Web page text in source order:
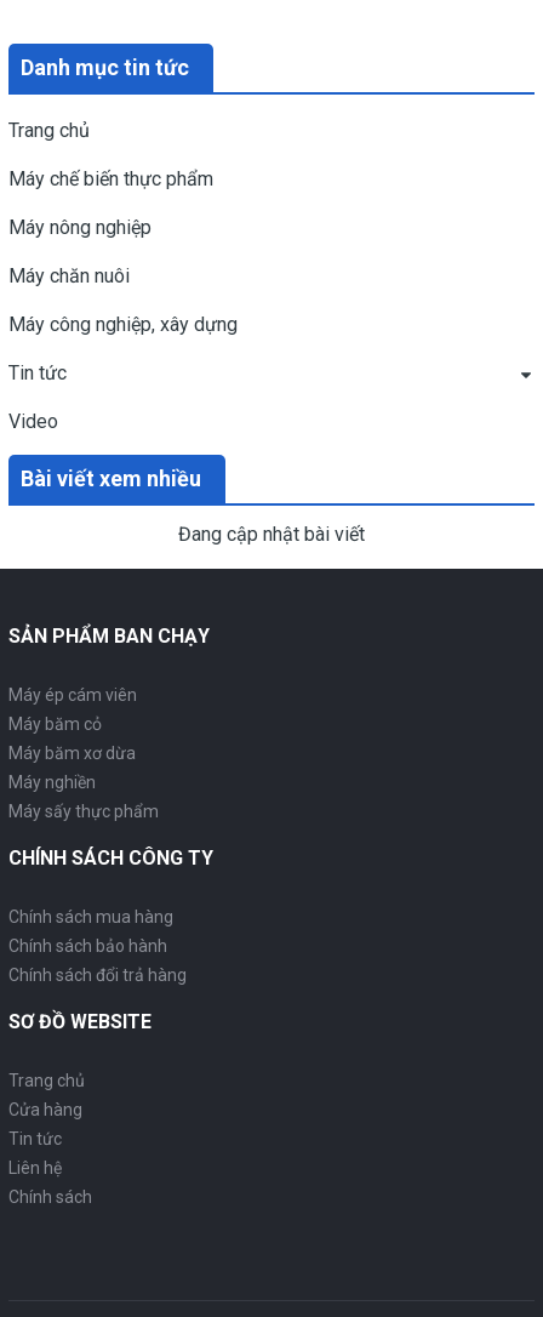
Danh mục tin tức
Trang chủ
Máy chế biến thực phẩm
Máy nông nghiệp
Máy chăn nuôi
Máy công nghiệp, xây dựng
Tin tức
Video
Bài viết xem nhiều
Đang cập nhật bài viết
SẢN PHẨM BAN CHẠY
Máy ép cám viên
Máy băm cỏ
Máy băm xơ dừa
Máy nghiền
Máy sấy thực phẩm
CHÍNH SÁCH CÔNG TY
Chính sách mua hàng
Chính sách bảo hành
Chính sách đổi trả hàng
SƠ ĐỒ WEBSITE
Trang chủ
Cửa hàng
Tin tức
Liên hệ
Chính sách